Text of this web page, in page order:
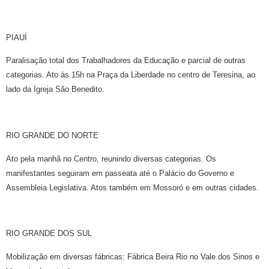
PIAUÍ
Paralisação total dos Trabalhadores da Educação e parcial de outras
categorias. Ato às 15h na Praça da Liberdade no centro de Teresina, ao
lado da Igreja São Benedito.
RIO GRANDE DO NORTE
Ato pela manhã no Centro, reunindo diversas categorias. Os
manifestantes seguiram em passeata até o Palácio do Governo e
Assembleia Legislativa. Atos também em Mossoró e em outras cidades.
RIO GRANDE DOS SUL
Mobilização em diversas fábricas: Fábrica Beira Rio no Vale dos Sinos e